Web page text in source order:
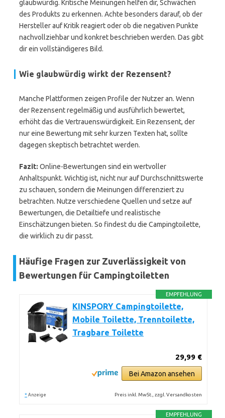
glaubwürdig. Kritische Meinungen helfen dir, Schwächen
des Produkts zu erkennen. Achte besonders darauf, ob der
Hersteller auf Kritik reagiert oder ob die negativen Punkte
nachvollziehbar und konkret beschrieben werden. Das gibt
dir ein vollständigeres Bild.
Wie glaubwürdig wirkt der Rezensent?
Manche Plattformen zeigen Profile der Nutzer an. Wenn
der Rezensent regelmäßig und ausführlich bewertet,
erhöht das die Vertrauenswürdigkeit. Ein Rezensent, der
nur eine Bewertung mit sehr kurzen Texten hat, sollte
dagegen skeptisch betrachtet werden.
Fazit: Online-Bewertungen sind ein wertvoller
Anhaltspunkt. Wichtig ist, nicht nur auf Durchschnittswerte
zu schauen, sondern die Meinungen differenziert zu
betrachten. Nutze verschiedene Quellen und setze auf
Bewertungen, die Detailtiefe und realistische
Einschätzungen bieten. So findest du die Campingtoilette,
die wirklich zu dir passt.
Häufige Fragen zur Zuverlässigkeit von
Bewertungen für Campingtoiletten
EMPFEHLUNG
KINSPORY Campingtoilette,
Mobile Toilette, Trenntoilette,
Tragbare Toilette
29,99 €
Bei Amazon ansehen
* Anzeige Preis inkl. MwSt., zzgl. Versandkosten
EMPFEHLUNG